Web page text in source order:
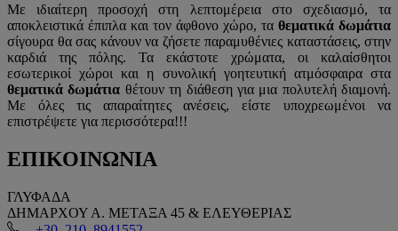
Με ιδιαίτερη προσοχή στη λεπτομέρεια στο σχεδιασμό, τα
αποκλειστικά έπιπλα και τον άφθονο χώρο, τα θεματικά δωμάτια
σίγουρα θα σας κάνουν να ζήσετε παραμυθένιες καταστάσεις, στην
καρδιά της πόλης. Τα εκάστοτε χρώματα, οι καλαίσθητοι
εσωτερικοί χώροι και η συνολική γοητευτική ατμόσφαιρα στα
θεματικά δωμάτια θέτουν τη διάθεση για μια πολυτελή διαμονή.
Με όλες τις απαραίτητες ανέσεις, είστε υποχρεωμένοι να
επιστρέψετε για περισσότερα!!!
ΕΠΙΚΟΙΝΩΝΙΑ
ΓΛΥΦΑΔΑ
ΔΗΜΑΡΧΟΥ Α. ΜΕΤΑΞΑ 45 & ΕΛΕΥΘΕΡΙΑΣ
+30 210 8941552